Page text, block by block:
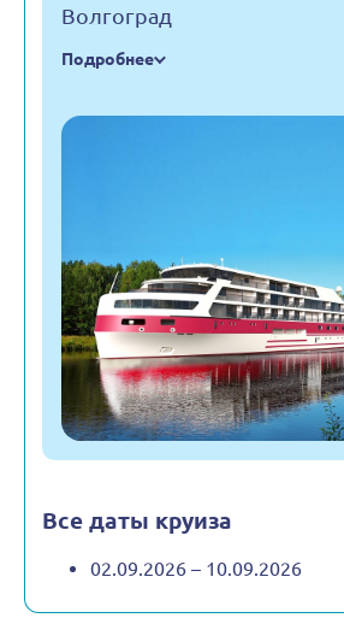
Волгоград
Подробнее
Все даты круиза
02.09.2026 – 10.09.2026